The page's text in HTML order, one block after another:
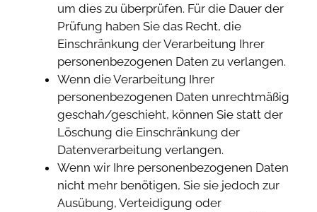
um dies zu überprüfen. Für die Dauer der
Prüfung haben Sie das Recht, die
Einschränkung der Verarbeitung Ihrer
personenbezogenen Daten zu verlangen.
Wenn die Verarbeitung Ihrer
personenbezogenen Daten unrechtmäßig
geschah/geschieht, können Sie statt der
Löschung die Einschränkung der
Datenverarbeitung verlangen.
Wenn wir Ihre personenbezogenen Daten
nicht mehr benötigen, Sie sie jedoch zur
Ausübung, Verteidigung oder